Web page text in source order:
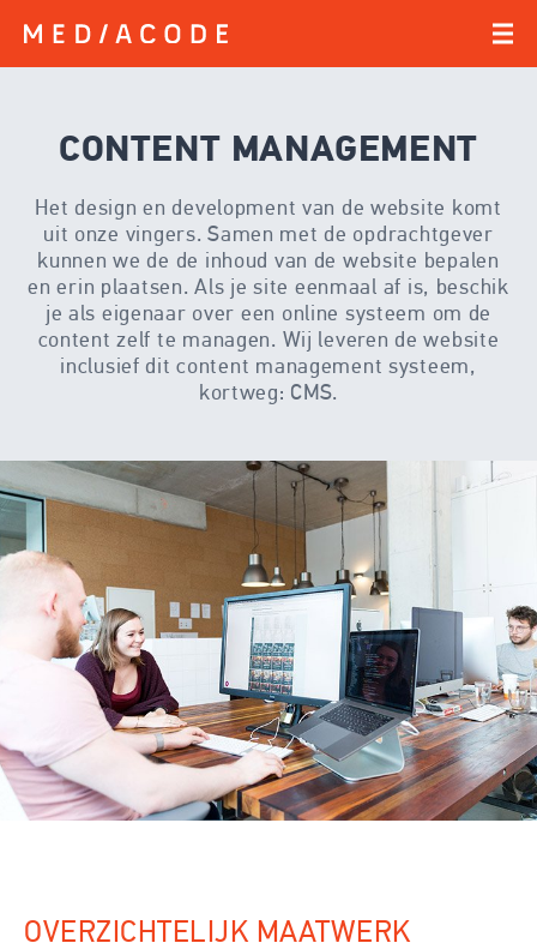
CONTENT MANAGEMENT
Het design en development van de website komt
uit onze vingers. Samen met de opdrachtgever
kunnen we de de inhoud van de website bepalen
en erin plaatsen. Als je site eenmaal af is, beschik
je als eigenaar over een online systeem om de
content zelf te managen. Wij leveren de website
inclusief dit content management systeem,
kortweg: CMS.
OVERZICHTELIJK MAATWERK